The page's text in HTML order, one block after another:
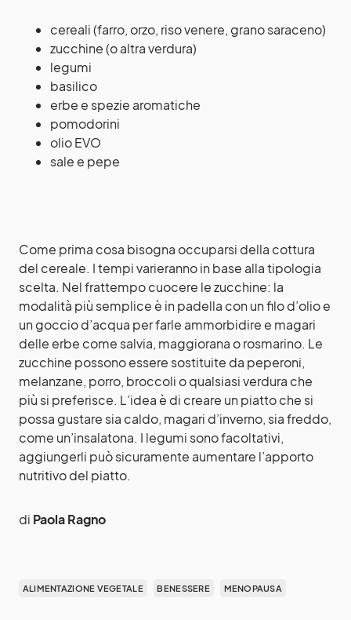
cereali (farro, orzo, riso venere, grano saraceno)
zucchine (o altra verdura)
legumi
basilico
erbe e spezie aromatiche
pomodorini
olio EVO
sale e pepe
Come prima cosa bisogna occuparsi della cottura
del cereale. I tempi varieranno in base alla tipologia
scelta. Nel frattempo cuocere le zucchine: la
modalità più semplice è in padella con un filo d’olio e
un goccio d’acqua per farle ammorbidire e magari
delle erbe come salvia, maggiorana o rosmarino. Le
zucchine possono essere sostituite da peperoni,
melanzane, porro, broccoli o qualsiasi verdura che
più si preferisce. L’idea è di creare un piatto che si
possa gustare sia caldo, magari d’inverno, sia freddo,
come un’insalatona. I legumi sono facoltativi,
aggiungerli può sicuramente aumentare l’apporto
nutritivo del piatto.
di Paola Ragno
ALIMENTAZIONE VEGETALE BENESSERE MENOPAUSA